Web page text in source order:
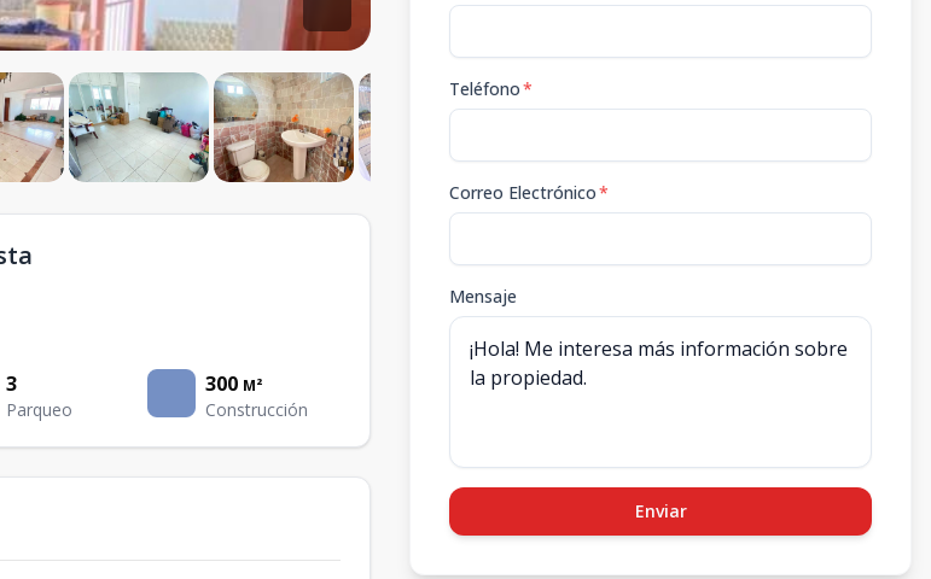
3
Parqueo
300 M²
Construcción
Teléfono*
Correo Electrónico*
Mensaje
Enviar